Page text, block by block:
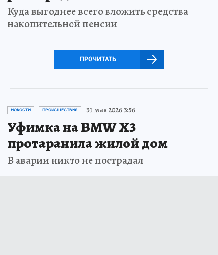
Куда выгоднее всего вложить средства
накопительной пенсии
ПРОЧИТАТЬ
НОВОСТИ ПРОИСШЕСТВИЯ 31 мая 2026 3:56
Уфимка на BMW X3
протаранила жилой дом
В аварии никто не пострадал